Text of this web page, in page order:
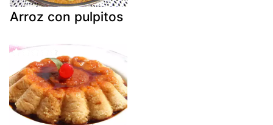
Arroz con pulpitos